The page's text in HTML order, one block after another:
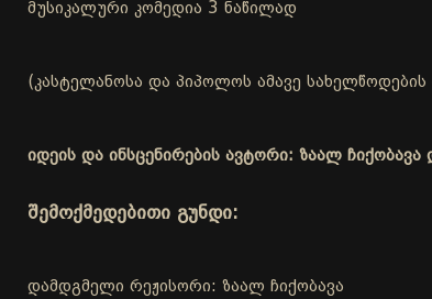
მუსიკალური კომედია 3 ნაწილად
(კასტელანოსა და პიპოლოს ამავე
იდეის და ინსცენირების ავტორი: ზაალ ჩიქობავა
შემოქმედებითი გუნდი:
დამდგმელი რეჟისორი: ზაალ ჩიქობავა